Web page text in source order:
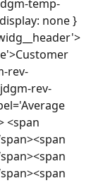
temp-
none }
rev-
rev-
<span